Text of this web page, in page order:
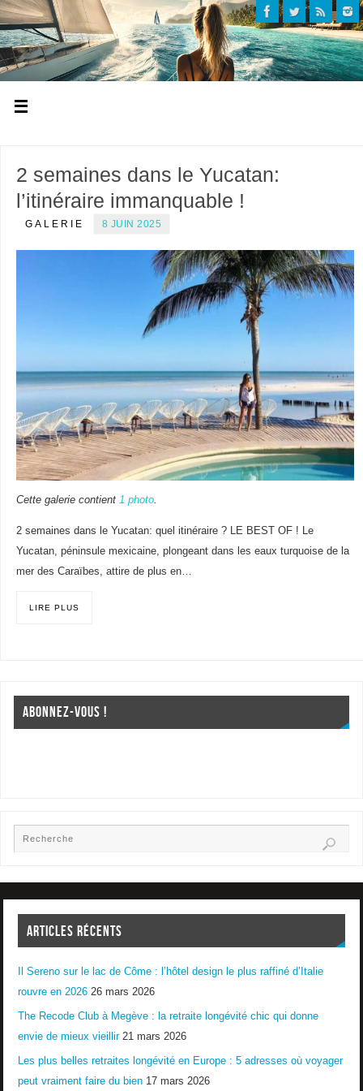
2 semaines dans le Yucatan:
l’itinéraire immanquable !
GALERIE 8 JUIN 2025
Cette galerie contient 1 photo.
2 semaines dans le Yucatan: quel itinéraire ? LE BEST OF ! Le
Yucatan, péninsule mexicaine, plongeant dans les eaux turquoise de la
mer des Caraïbes, attire de plus en…
LIRE PLUS
ABONNEZ-VOUS !
ARTICLES RÉCENTS
Il Sereno sur le lac de Côme : l’hôtel design le plus raffiné d’Italie
rouvre en 2026 26 mars 2026
The Recode Club à Megève : la retraite longévité chic qui donne
envie de mieux vieillir 21 mars 2026
Les plus belles retraites longévité en Europe : 5 adresses où voyager
peut vraiment faire du bien 17 mars 2026